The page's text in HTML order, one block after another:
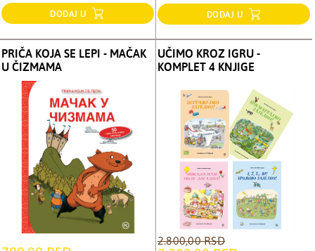
DODAJ U DODAJ U
PRIČA KOJA SE LEPI - MAČAK
U ČIZMAMA
UČIMO KROZ IGRU -
KOMPLET 4 KNJIGE
2.800,00 RSD